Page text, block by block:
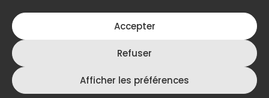
Accepter
Refuser
Afficher les préférences